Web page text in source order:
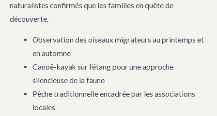
naturalistes confirmés que les familles en quête de
découverte.
Observation des oiseaux migrateurs au printemps et
en automne
Canoë-kayak sur l’étang pour une approche
silencieuse de la faune
Pêche traditionnelle encadrée par les associations
locales